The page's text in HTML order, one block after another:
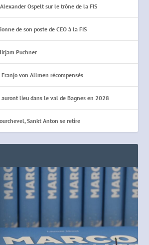
Ospelt sur le trône de la FIS
de son poste de CEO à la FIS
Puchner
von Allmen récompensés
lieu dans le val de Bagnes en 2028
Sankt Anton se retire